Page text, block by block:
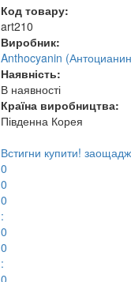
Код товару:
art210
Виробник:
Anthocyanin
Наявність:
В наявності
Країна виробництва:
Південна Корея
Встигни купити!
0
0
0
:
0
0
:
0